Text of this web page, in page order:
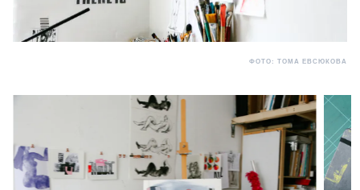
ФОТО: ТОМА ЕВСЮКОВА